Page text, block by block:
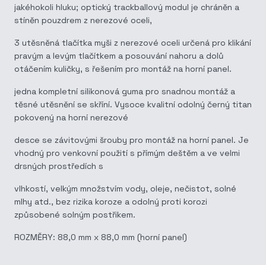
jakéhokoli hluku; optický trackballový modul je chráněn a
stíněn pouzdrem z nerezové oceli,
3 utěsněná tlačítka myši z nerezové oceli určená pro klikání
pravým a levým tlačítkem a posouvání nahoru a dolů
otáčením kuličky, s řešením pro montáž na horní panel.
jedna kompletní silikonová guma pro snadnou montáž a
těsné utěsnění se skříní. Vysoce kvalitní odolný černý titan
pokovený na horní nerezové
desce se závitovými šrouby pro montáž na horní panel. Je
vhodný pro venkovní použití s přímým deštěm a ve velmi
drsných prostředích s
vlhkostí, velkým množstvím vody, oleje, nečistot, solné
mlhy atd., bez rizika koroze a odolný proti korozi
způsobené solným postřikem.
ROZMĚRY: 88,0 mm x 88,0 mm (horní panel)